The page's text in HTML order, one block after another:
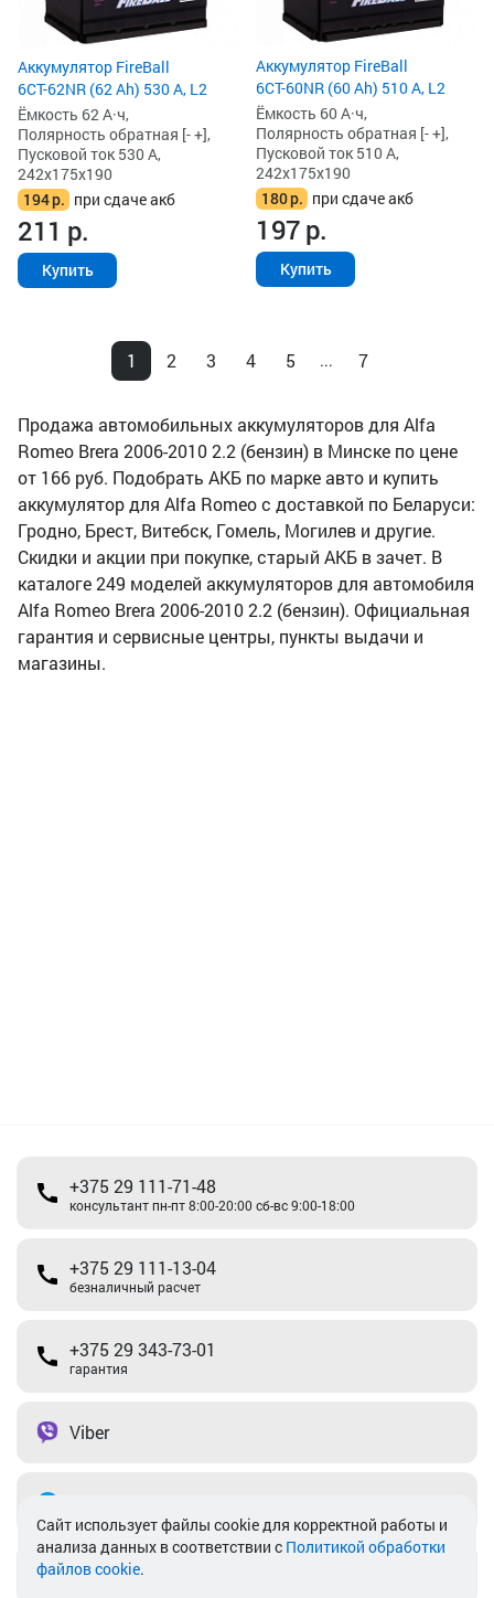
Аккумулятор FireBall
6СТ-62NR (62 Ah) 530 А, L2
Ёмкость 62 А·ч,
Полярность обратная [- +],
Пусковой ток 530 А,
242x175x190
194р. при сдаче акб
211 р.
Купить
Аккумулятор FireBall
6СТ-60NR (60 Ah) 510 А, L2
Ёмкость 60 А·ч,
Полярность обратная [- +],
Пусковой ток 510 А,
242x175x190
180р. при сдаче акб
197р.
Купить
1 2 3 4 5 ... 7
Продажа автомобильных аккумуляторов для Alfa
Romeo Brera 2006-2010 2.2 (бензин) в Минске по цене
от 166 руб. Подобрать АКБ по марке авто и купить
аккумулятор для Alfa Romeo с доставкой по Беларуси:
Гродно, Брест, Витебск, Гомель, Могилев и другие.
Скидки и акции при покупке, старый АКБ в зачет. В
каталоге 249 моделей аккумуляторов для автомобиля
Alfa Romeo Brera 2006-2010 2.2 (бензин). Официальная
гарантия и сервисные центры, пункты выдачи и
магазины.
+375 29 111-71-48
консультант пн-пт 8:00-20:00 сб-вс 9:00-18:00
+375 29 111-13-04
безналичный расчет
+375 29 343-73-01
гарантия
Viber
info@akkamulik.by
Cайт использует файлы cookie для корректной работы и
анализа данных в соответствии с Политикой обработки
файлов cookie.